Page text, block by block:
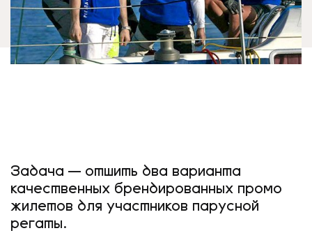
Задача — отшить два варианта
качественных брендированных промо
жилетов для участников парусной
регаты.